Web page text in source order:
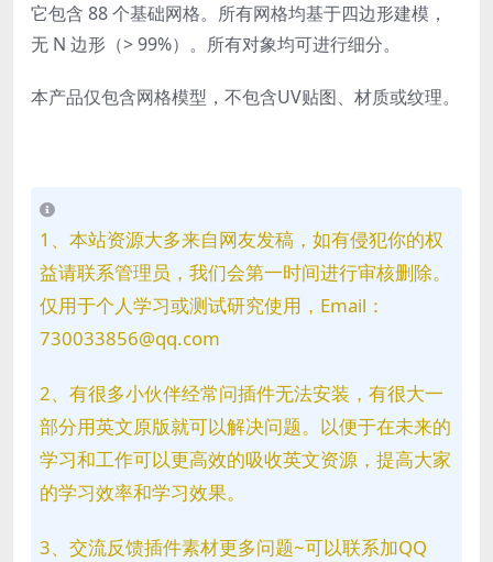
它包含 88 个基础网格。所有网格均基于四边形建模，
无 N 边形（> 99%）。所有对象均可进行细分。
本产品仅包含网格模型，不包含UV贴图、材质或纹理。
1、本站资源大多来自网友发稿，如有侵犯你的权
益请联系管理员，我们会第一时间进行审核删除。
仅用于个人学习或测试研究使用，Email：
730033856@qq.com
2、有很多小伙伴经常问插件无法安装，有很大一
部分用英文原版就可以解决问题。以便于在未来的
学习和工作可以更高效的吸收英文资源，提高大家
的学习效率和学习效果。
3、交流反馈插件素材更多问题~可以联系加QQ